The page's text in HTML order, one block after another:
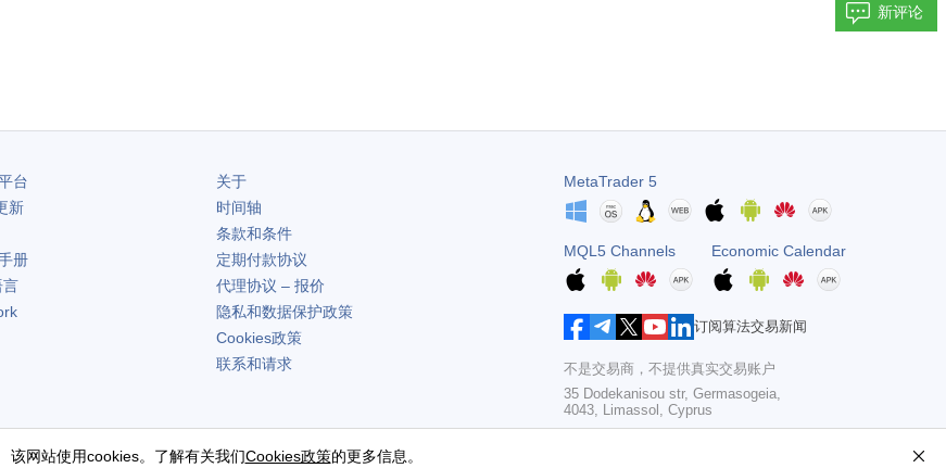
新评论
台
新
册
关于
时间轴
条款和条件
定期付款协议
代理协议 – 报价
隐私和数据保护政策
Cookies政策
联系和请求
MetaTrader 5
MQL5 Channels Economic Calendar
订阅算法交易新闻
不是交易商，不提供真实交易账户
35 Dodekanisou str, Germasogeia,
4043, Limassol, Cyprus
Copyright 2000-2026,MetaQuotes Ltd
该网站使用cookies。了解有关我们Cookies政策的更多信息。